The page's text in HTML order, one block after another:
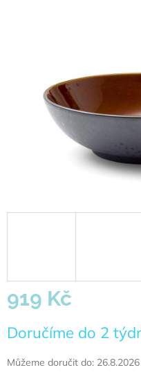
919 Kč
cena:
Doručíme do 2
Můžeme doručit do: 26.8.2026